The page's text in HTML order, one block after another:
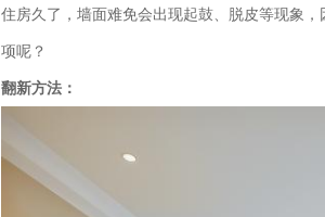
住房久了，墙面难免会出现起鼓、脱皮等现象
项呢？
翻新方法：